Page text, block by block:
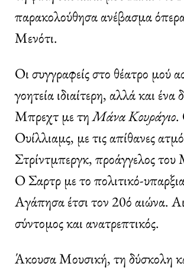
παρακολούθησα ανέβασμα
Μενότι.
Οι συγγραφείς στο θέατρο μού
γοητεία ιδιαίτερη, αλλά και ένα
Μπρεχτ με τηΜάνα Κουράγιο.
Ουίλλιαμς, με τις απίθανες
Στρίντμπεργκ, προάγγελος
Ο Σαρτρ με το πολιτικό-
Αγάπησα έτσι τον 20ό αιώνα.
σύντομος και ανατρεπτικός.
Άκουσα Μουσική, τη δύσκολη